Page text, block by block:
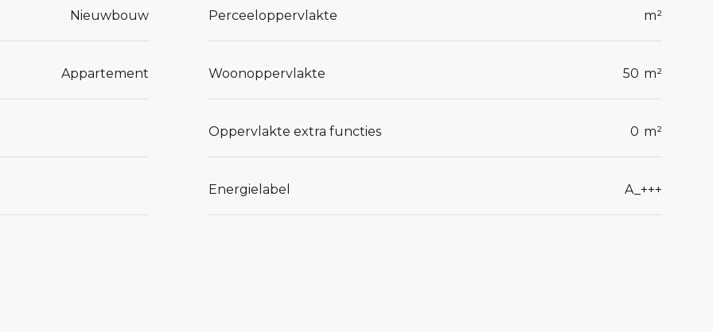
is
Nieuwbouw Perceeloppervlakte m²
Appartement Woonoppervlakte 50 m²
Oppervlakte extra functies 0 m²
Energielabel A_+++